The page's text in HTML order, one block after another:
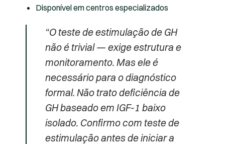
Disponível em centros especializados
“O teste de estimulação de GH
não é trivial — exige estrutura e
monitoramento. Mas ele é
necessário para o diagnóstico
formal. Não trato deficiência de
GH baseado em IGF-1 baixo
isolado. Confirmo com teste de
estimulação antes de iniciar a